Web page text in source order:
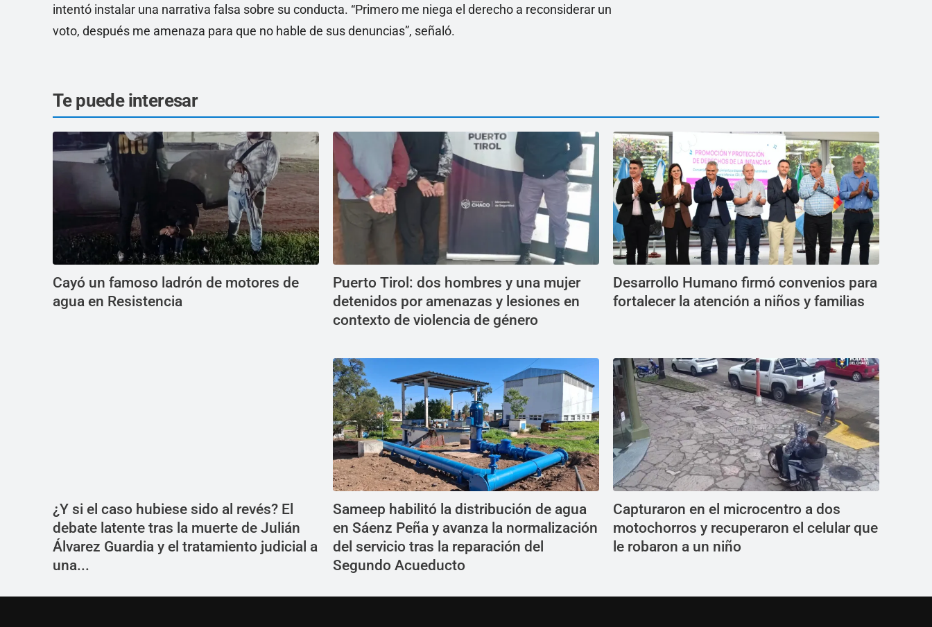
intentó instalar una narrativa falsa sobre su conducta. “Primero me niega el derecho a reconsiderar un
voto, después me amenaza para que no hable de sus denuncias”, señaló.
Te puede interesar
Cayó un famoso ladrón de motores de
agua en Resistencia
Puerto Tirol: dos hombres y una mujer
detenidos por amenazas y lesiones en
contexto de violencia de género
Desarrollo Humano firmó convenios para
fortalecer la atención a niños y familias
¿Y si el caso hubiese sido al revés? El
debate latente tras la muerte de Julián
Álvarez Guardia y el tratamiento judicial a
una...
Sameep habilitó la distribución de agua
en Sáenz Peña y avanza la normalización
del servicio tras la reparación del
Segundo Acueducto
Capturaron en el microcentro a dos
motochorros y recuperaron el celular que
le robaron a un niño